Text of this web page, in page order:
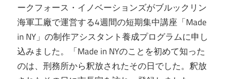
ークフォース・イノベーションズがブルックリン
海軍工廠で運営する4週間の短期集中講座「Made
in NY」の制作アシスタント養成プログラムに申し
込みました。「Made in NYのことを初めて知った
のは、刑務所から釈放されたその日でした。釈放